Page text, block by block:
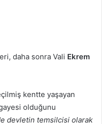
daha sonra Vali Ekrem
kentte yaşayan
olduğunu
devletin temsilcisi olarak